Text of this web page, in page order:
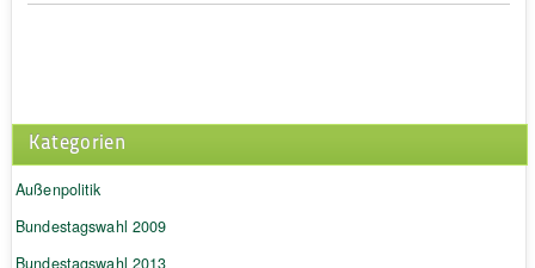
Kategorien
Außenpolitik
Bundestagswahl 2009
Bundestagswahl 2013